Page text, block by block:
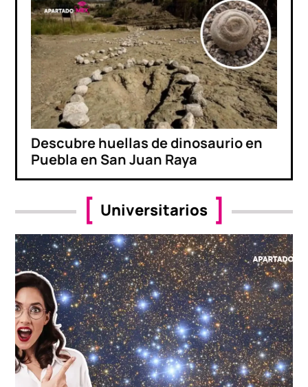
Descubre huellas de dinosaurio en
Puebla en San Juan Raya
Universitarios